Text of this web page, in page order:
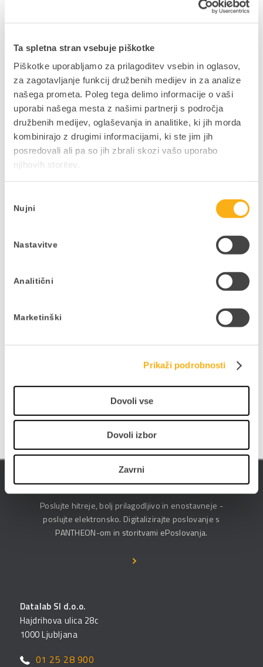
Ta spletna stran vsebuje piškotke
Piškotke uporabljamo za prilagoditev vsebin in oglasov,
za zagotavljanje funkcij družbenih medijev in za analize
našega prometa. Poleg tega delimo informacije o vaši
uporabi našega mesta z našimi partnerji s področja
družbenih medijev, oglaševanja in analitike, ki jih morda
kombinirajo z drugimi informacijami, ki ste jim jih
posredovali ali pa so jih zbrali skozi vašo uporabo
njihovih storitev.
soglasja
Nujni
Nastavitve
Analitični
Marketinški
Prikaži podrobnosti
Dovoli vse
Dovoli izbor
Zavrni
Sporočilo bo objavljeno v sistemu SEOnet in na
2014 dalje za obdobje najmanj 5 let.
Upravni odbor
Delite prispevek
V kolikor bi si želeli mesečno v svoj e-
PRIJAVITE SE NA E-NOVICE
ePoslovanje
Poslujte hitreje, bolj prilagodljivo in enostavneje -
poslujte elektronsko. Digitalizirajte poslovanje s
PANTHEON-om in storitvami ePoslovanja.
Datalab SI d.o.o.
Hajdrihova ulica 28c
1000 Ljubljana
01 25 28 900